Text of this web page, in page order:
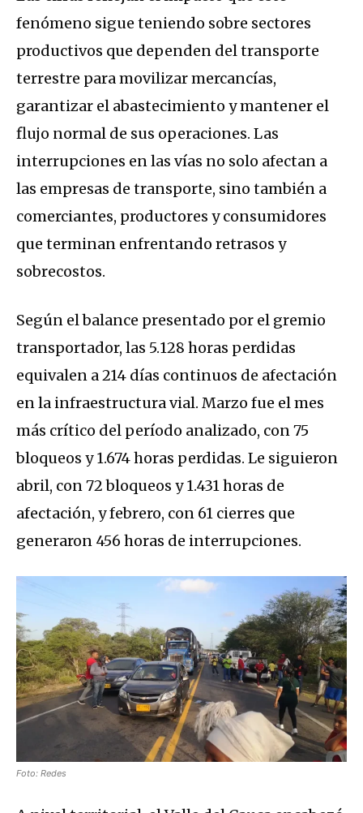
fenómeno sigue teniendo sobre sectores
productivos que dependen del transporte
terrestre para movilizar mercancías,
garantizar el abastecimiento y mantener el
flujo normal de sus operaciones. Las
interrupciones en las vías no solo afectan a
las empresas de transporte, sino también a
comerciantes, productores y consumidores
que terminan enfrentando retrasos y
sobrecostos.
Según el balance presentado por el gremio
transportador, las 5.128 horas perdidas
equivalen a 214 días continuos de afectación
en la infraestructura vial. Marzo fue el mes
más crítico del período analizado, con 75
bloqueos y 1.674 horas perdidas. Le siguieron
abril, con 72 bloqueos y 1.431 horas de
afectación, y febrero, con 61 cierres que
generaron 456 horas de interrupciones.
Foto: Redes